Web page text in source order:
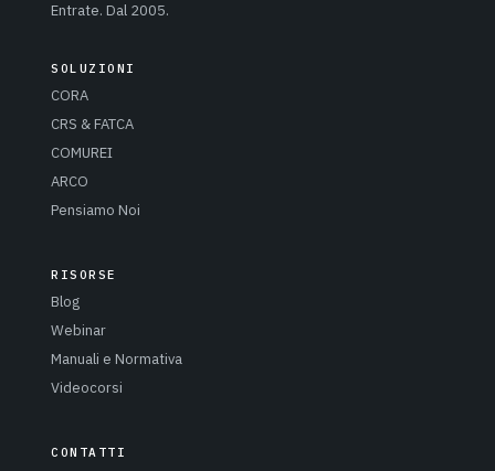
Entrate. Dal 2005.
SOLUZIONI
CORA
CRS & FATCA
COMUREI
ARCO
Pensiamo Noi
RISORSE
Blog
Webinar
Manuali e Normativa
Videocorsi
CONTATTI